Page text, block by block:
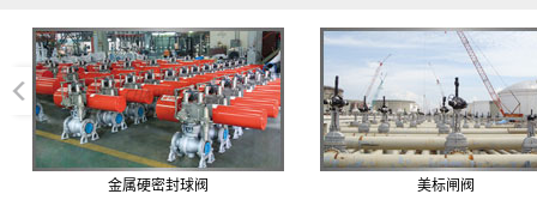
金属硬密封球阀 美标闸阀